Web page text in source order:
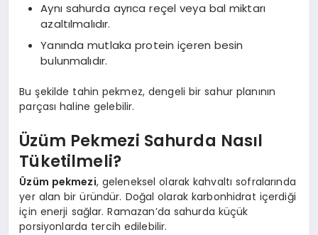
Aynı sahurda ayrıca reçel veya bal miktarı
azaltılmalıdır.
Yanında mutlaka protein içeren besin
bulunmalıdır.
Bu şekilde tahin pekmez, dengeli bir sahur planının
parçası haline gelebilir.
Üzüm Pekmezi Sahurda Nasıl
Tüketilmeli?
Üzüm pekmezi, geleneksel olarak kahvaltı sofralarında
yer alan bir üründür. Doğal olarak karbonhidrat içerdiği
için enerji sağlar. Ramazan’da sahurda küçük
porsiyonlarda tercih edilebilir.